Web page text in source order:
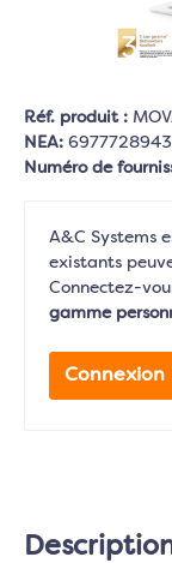
Réf. produit :
NEA:
Numéro de
A&C Systems
existants
Connectez-
gamme
Connexion